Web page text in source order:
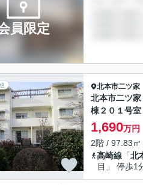
員限定
北本市二ツ家
北本市二ツ
棟２０１号室
1,690万円
2階 / 97.83
高崎線 「北
目」 停歩1